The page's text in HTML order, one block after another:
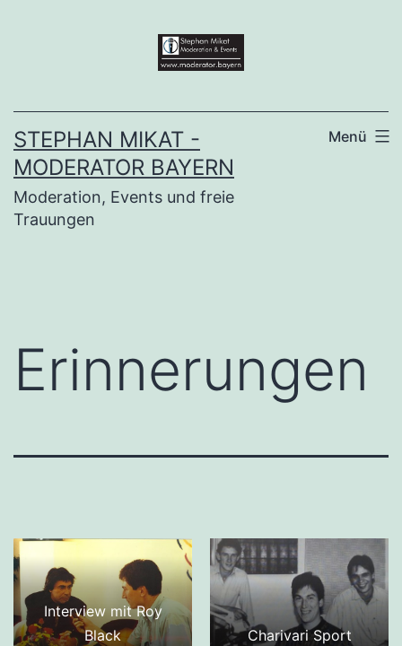
STEPHAN MIKAT -
MODERATOR BAYERN
Moderation, Events und freie
Trauungen
Menü
Erinnerungen
Interview mit Roy
Black
Charivari Sport